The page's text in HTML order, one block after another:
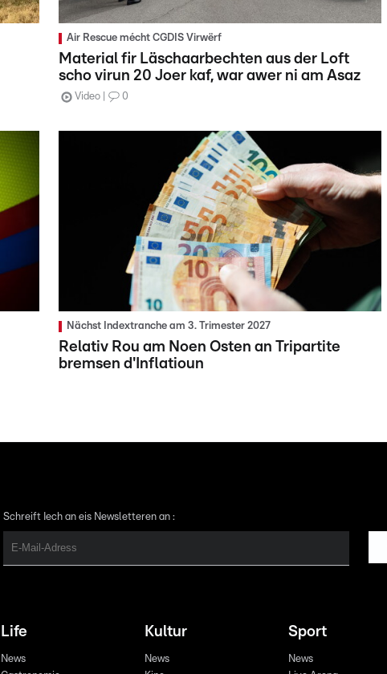
Air Rescue mécht CGDIS Virwërf
Material fir Läschaarbechten aus der Loft
scho virun 20 Joer kaf, war awer ni am Asaz
Video 0
Nächst Indextranche am 3. Trimester 2027
Relativ Rou am Noen Osten an Tripartite
bremsen d'Inflatioun
Schreift Iech an eis Newsletteren an :
Life
News
Kultur
News
Sport
News